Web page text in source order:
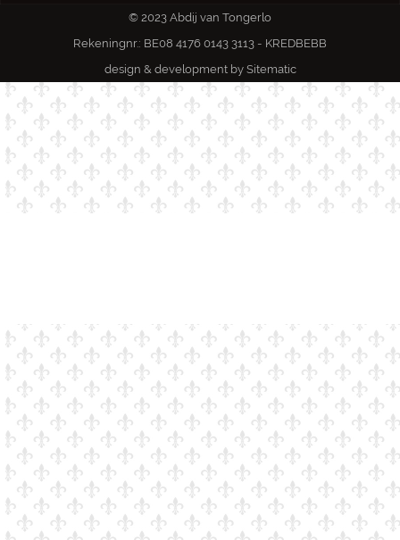
© 2023 Abdij van Tongerlo
Rekeningnr.: BE08 4176 0143 3113 - KREDBEBB
design & development by Sitematic